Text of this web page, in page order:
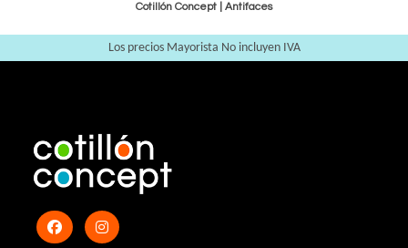
Cotillón Concept | Antifaces
Los precios Mayorista No incluyen IVA